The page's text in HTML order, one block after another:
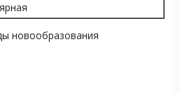
новообразования